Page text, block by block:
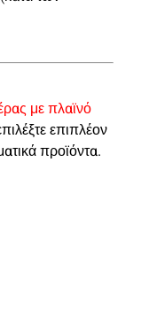
με πλαϊνό
επιπλέον
προϊόντα.